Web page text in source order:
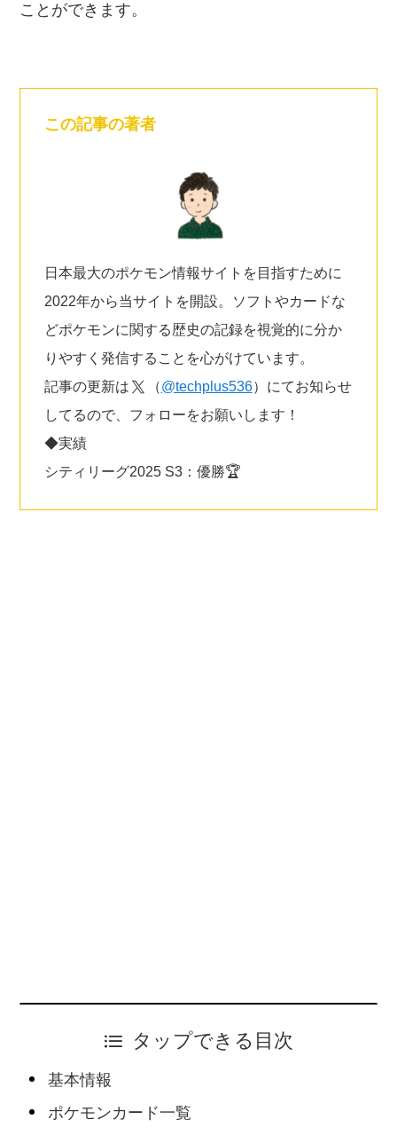
ことができます。
この記事の著者
日本最大のポケモン情報サイトを目指すために
2022年から当サイトを開設。ソフトやカードな
どポケモンに関する歴史の記録を視覚的に分か
りやすく発信することを心がけています。
記事の更新は
（@techplus536）にてお知らせ
してるので、フォローをお願いします！
◆実績
シティリーグ2025 S3：優勝🏆
タップできる目次
基本情報
ポケモンカード一覧